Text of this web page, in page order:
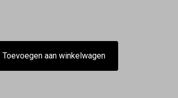
Toevoegen aan winkelwagen